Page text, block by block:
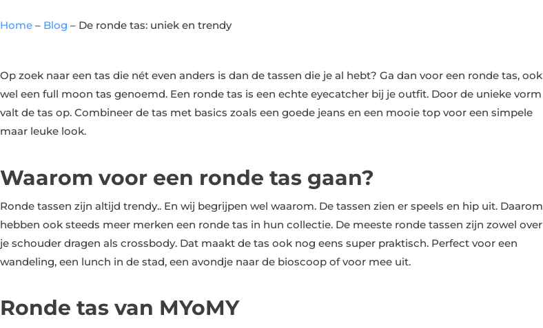
Home – Blog – De ronde tas: uniek en trendy
Op zoek naar een tas die nét even anders is dan de tassen die je al hebt? Ga dan voor een ronde tas, ook
wel een full moon tas genoemd. Een ronde tas is een echte eyecatcher bij je outfit. Door de unieke vorm
valt de tas op. Combineer de tas met basics zoals een goede jeans en een mooie top voor een simpele
maar leuke look.
Waarom voor een ronde tas gaan?
Ronde tassen zijn altijd trendy.. En wij begrijpen wel waarom. De tassen zien er speels en hip uit. Daarom
hebben ook steeds meer merken een ronde tas in hun collectie. De meeste ronde tassen zijn zowel over
je schouder dragen als crossbody. Dat maakt de tas ook nog eens super praktisch. Perfect voor een
wandeling, een lunch in de stad, een avondje naar de bioscoop of voor mee uit.
Ronde tas van MYoMY